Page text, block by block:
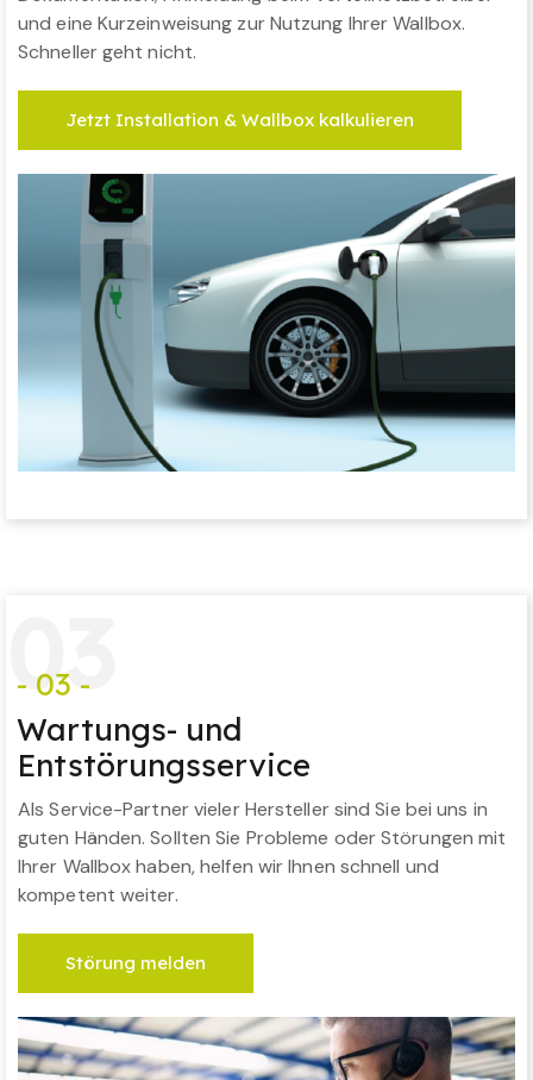
und eine Kurzeinweisung zur Nutzung Ihrer Wallbox.
Schneller geht nicht.
Jetzt Installation & Wallbox kalkulieren
03
- 03 -
Wartungs- und
Entstörungsservice
Als Service-Partner vieler Hersteller sind Sie bei uns in
guten Händen. Sollten Sie Probleme oder Störungen mit
Ihrer Wallbox haben, helfen wir Ihnen schnell und
kompetent weiter.
Störung melden